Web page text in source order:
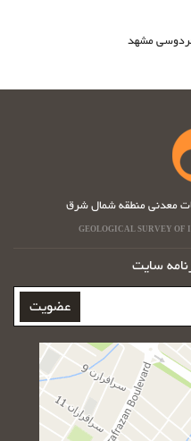
مشهد
معدنی منطقه شمال شرق
GEOLOGICAL SURVEY OF
سایت
عضویت